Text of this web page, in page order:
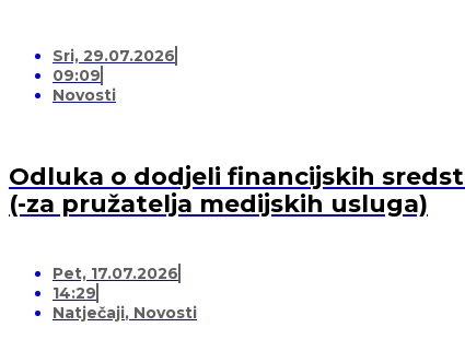
Sri, 29.07.2026
09:09
Novosti
Odluka o dodjeli financijskih
(-za pružatelja medijskih usluga)
Pet, 17.07.2026
14:29
Natječaji, Novosti